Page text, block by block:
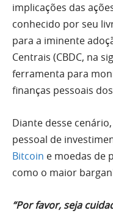
implicações das
conhecido por seu
para a iminente
Centrais (CBDC, na
ferramenta para
finanças pessoais
Diante desse
pessoal de
Bitcoin e moedas de
como o maior
“Por favor, seja